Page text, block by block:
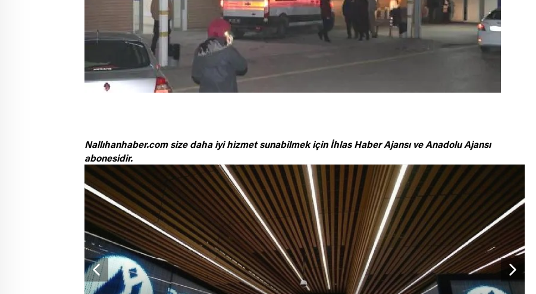
Nallıhanhaber.com size daha iyi hizmet sunabilmek için İhlas Haber Ajansı ve Anadolu Ajansı
abonesidir.